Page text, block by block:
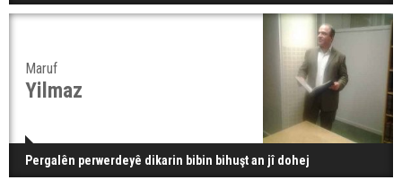
Maruf
Yilmaz
Pergalên perwerdeyê dikarin bibin bihuşt an jî dohej